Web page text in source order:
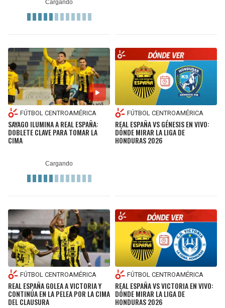
FÚTBOL CENTROAMÉRICA
SAYAGO ILUMINA A REAL ESPAÑA:
DOBLETE CLAVE PARA TOMAR LA
CIMA
FÚTBOL CENTROAMÉRICA
REAL ESPAÑA VS GÉNESIS EN VIVO:
DÓNDE MIRAR LA LIGA DE
HONDURAS 2026
FÚTBOL CENTROAMÉRICA
REAL ESPAÑA GOLEA A VICTORIA Y
CONTINÚA EN LA PELEA POR LA CIMA
DEL CLAUSURA
FÚTBOL CENTROAMÉRICA
REAL ESPAÑA VS VICTORIA EN VIVO:
DÓNDE MIRAR LA LIGA DE
HONDURAS 2026